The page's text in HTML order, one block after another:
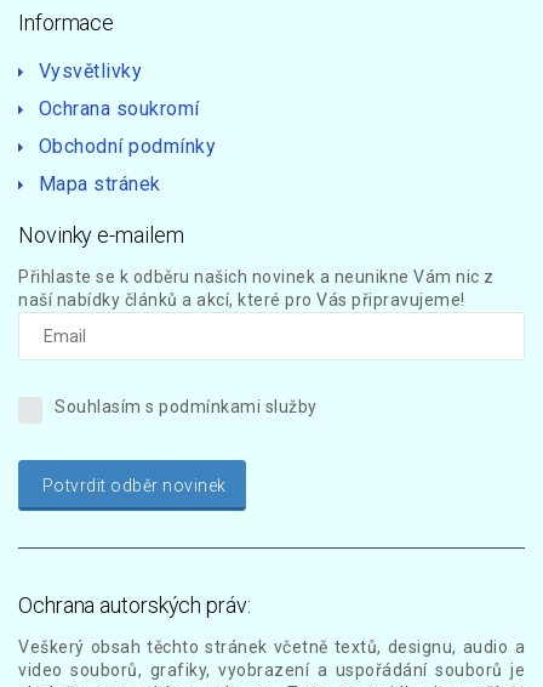
Informace
Vysvětlivky
Ochrana soukromí
Obchodní podmínky
Mapa stránek
Novinky e-mailem
Přihlaste se k odběru našich novinek a neunikne Vám nic z
naší nabídky článků a akcí, které pro Vás připravujeme!
Souhlasím s podmínkami služby
Potvrdit odběr novinek
Ochrana autorských práv:
Veškerý obsah těchto stránek včetně textů, designu, audio a
video souborů, grafiky, vyobrazení a uspořádání souborů je